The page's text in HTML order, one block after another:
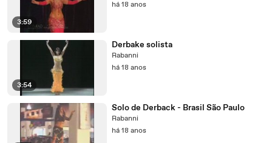
3:59
há 18 anos
3:54
Derbake solista
Rabanni
há 18 anos
Solo de Derback - Brasil São Paulo
Rabanni
há 18 anos